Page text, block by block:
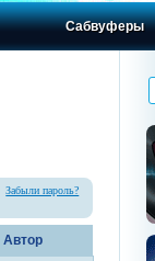
Сабвуферы
Забыли пароль?
Автор